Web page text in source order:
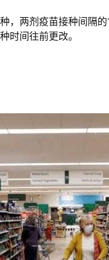
两剂疫苗接种间隔的
时间往前更改。